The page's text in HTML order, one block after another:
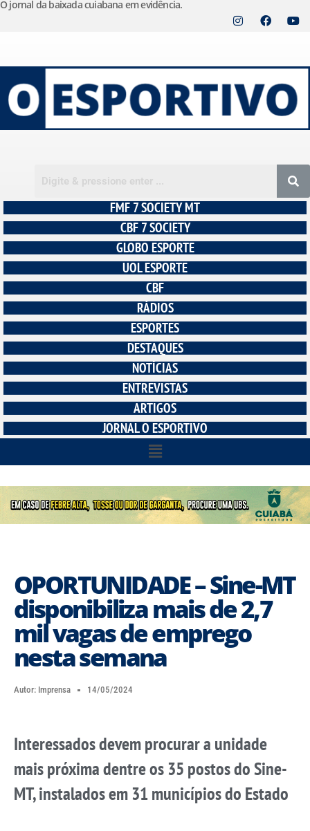
o
conteúdo
O jornal da baixada cuiabana em evidência.
FMF 7 SOCIETY MT
CBF 7 SOCIETY
GLOBO ESPORTE
UOL ESPORTE
CBF
RÁDIOS
ESPORTES
DESTAQUES
NOTÍCIAS
ENTREVISTAS
ARTIGOS
JORNAL O ESPORTIVO
OPORTUNIDADE – Sine-MT
disponibiliza mais de 2,7
mil vagas de emprego
nesta semana
Autor: Imprensa 14/05/2024
Interessados devem procurar a unidade
mais próxima dentre os 35 postos do Sine-
MT, instalados em 31 municípios do Estado